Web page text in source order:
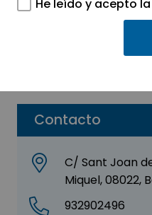
Contacto
C/ Sant Joan
Miquel, 08022,
932902496
He leído y acepto la